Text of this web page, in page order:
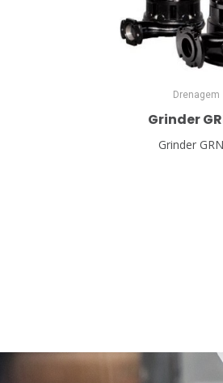
Drenagem
Grinder
Grinder